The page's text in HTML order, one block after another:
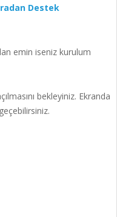
Destek
emin iseniz kurulum
bekleyiniz. Ekranda